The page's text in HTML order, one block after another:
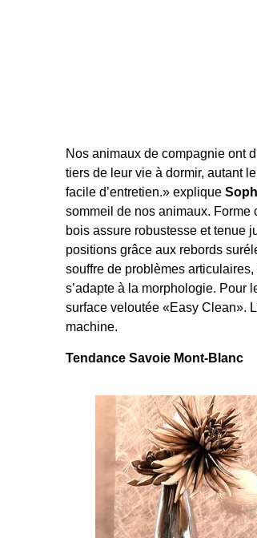
Nos animaux de compagnie ont
tiers de leur vie à dormir, autant
facile d’entretien.» explique
sommeil de nos animaux. Forme
bois assure robustesse et tenue
positions grâce aux rebords
souffre de problèmes
s’adapte à la morphologie. Pour
surface veloutée «Easy Clean».
machine.
Tendance Savoie Mont-Blanc